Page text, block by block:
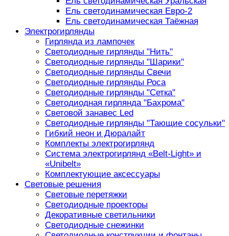
Ель светодинамическая Евро-2
Ель светодинамическая Таёжная
Электрогирлянды
Гирлянда из лампочек
Светодиодные гирлянды "Нить"
Светодиодные гирлянды "Шарики"
Светодиодные гирлянды Свечи
Светодиодные гирлянды Роса
Светодиодные гирлянды "Сетка"
Светодиодная гирлянда "Бахрома"
Световой занавес Led
Светодиодные гирлянды "Тающие сосульки"
Гибкий неон и Дюралайт
Комплекты электрогирлянд
Система электрогирлянд «Belt-Light» и
«Unibelt»
Комплектующие аксессуары
Световые решения
Световые перетяжки
Светодиодные проекторы
Декоративные светильники
Светодиодные снежинки